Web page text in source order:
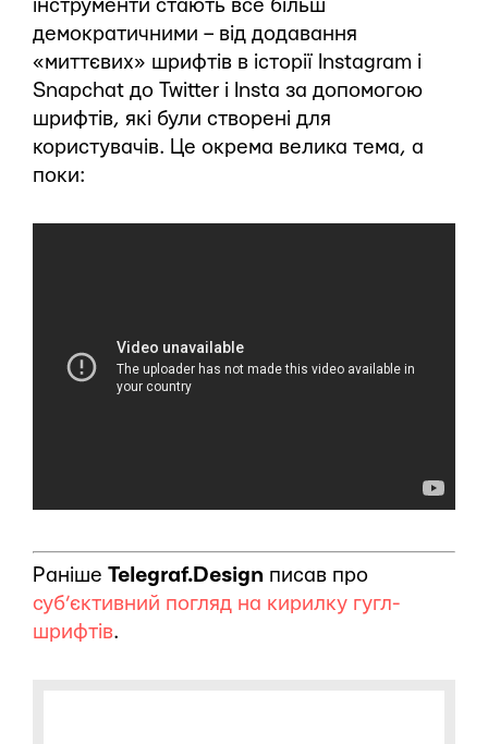
інструменти стають все більш
демократичними – від додавання
«миттєвих» шрифтів в історії Instagram і
Snapchat до Twitter і Insta за допомогою
шрифтів, які були створені для
користувачів. Це окрема велика тема, а
поки:
Раніше Telegraf.Design писав про
суб’єктивний погляд на кирилку гугл-
шрифтів.